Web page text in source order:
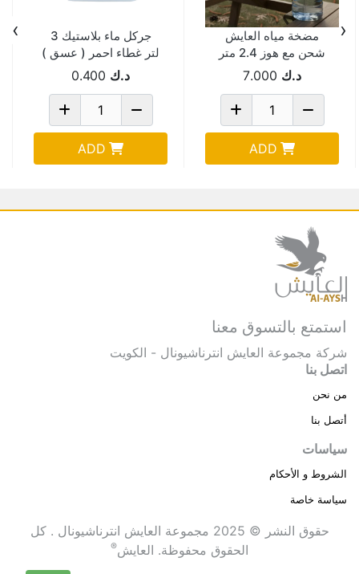
مضخة مياه العايش
شحن مع هوز 2.4 متر
اكسجين شحن
د.ك 7.000
ADD
جركل ماء بلاستيك 3
لتر غطاء احمر ( عسق )
د.ك 0.400
ADD
‹
›
استمتع بالتسوق معنا
شركة مجموعة العايش انترناشيونال - الكويت
اتصل بنا
من نحن
أتصل بنا
سياسات
الشروط و الأحكام
سياسة خاصة
حقوق النشر © 2025 مجموعة العايش انترناشيونال . كل
الحقوق محفوظة. العايش®